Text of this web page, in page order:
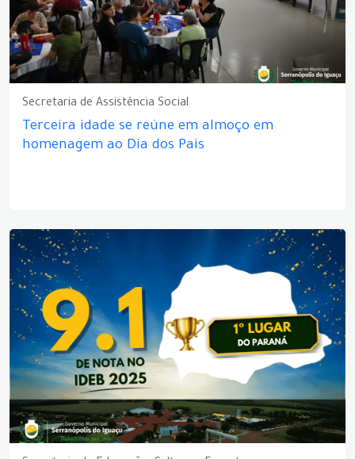
Secretaria de Assistência Social
Terceira idade se reúne em almoço em
homenagem ao Dia dos Pais